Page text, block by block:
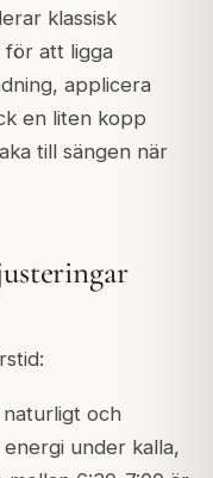
klassisk
för att ligga
applicera
en liten kopp
till sängen när
och
under kalla,